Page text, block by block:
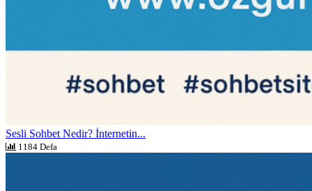
Sesli Sohbet Nedir? İnternetin...
1184 Defa